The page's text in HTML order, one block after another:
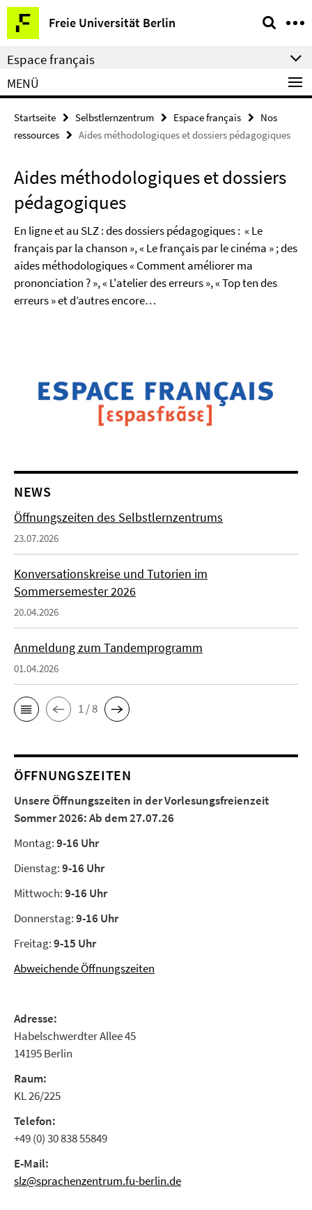
Springe
direkt
zu
Inhalt
Freie Universität Berlin
Service-
Navigation
Espace français
MENÜ
Startseite Selbstlernzentrum Espace français
Nos
ressources
Aides méthodologiques et dossiers pédagogiques
Aides méthodologiques et dossiers
pédagogiques
En ligne et au SLZ : des dossiers pédagogiques : « Le
français par la chanson », « Le français par le cinéma » ; des
aides méthodologiques « Comment améliorer ma
prononciation ? », « L'atelier des erreurs », « Top ten des
erreurs » et d’autres encore…
NEWS
Öffnungszeiten des Selbstlernzentrums
23.07.2026
Konversationskreise und Tutorien im
Sommersemester 2026
20.04.2026
Anmeldung zum Tandemprogramm
01.04.2026
1 / 8
ÖFFNUNGSZEITEN
Unsere Öffnungszeiten in der Vorlesungsfreienzeit
Sommer 2026:Ab dem 27.07.26
Montag:9-16 Uhr
Dienstag:9-16 Uhr
Mittwoch:9-16 Uhr
Donnerstag:9-16 Uhr
Freitag:9-15 Uhr
Abweichende Öffnungszeiten
Adresse:
Habelschwerdter Allee 45
14195 Berlin
Raum:
KL 26/225
Telefon:
+49 (0) 30 838 55849
E-Mail:
slz@sprachenzentrum.fu-berlin.de